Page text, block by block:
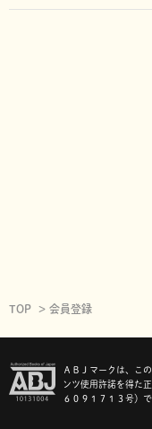
TOP 会員登録
ＡＢＪマークは、こ
ンツ使用許諾を得た
６０９１７１３号）で